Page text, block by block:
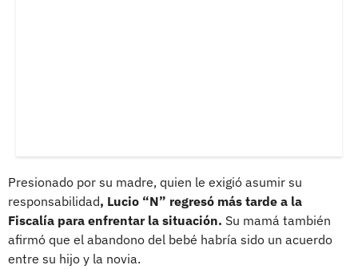
Presionado por su madre, quien le exigió asumir su
responsabilidad, Lucio “N” regresó más tarde a la
Fiscalía para enfrentar la situación. Su mamá también
afirmó que el abandono del bebé habría sido un acuerdo
entre su hijo y la novia.